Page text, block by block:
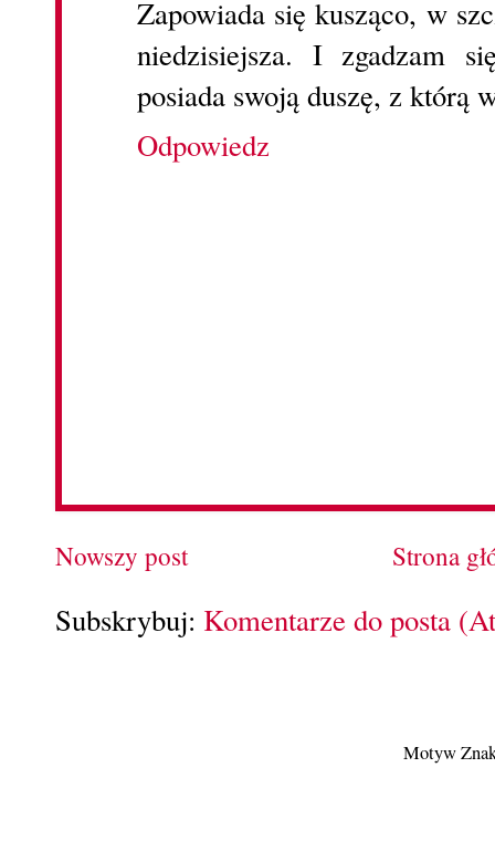
Zapowiada się kusząco, w
niedzisiejsza. I zgadzam
posiada swoją duszę, z którą
Odpowiedz
Nowszy post Strona
Subskrybuj: Komentarze do posta
Motyw